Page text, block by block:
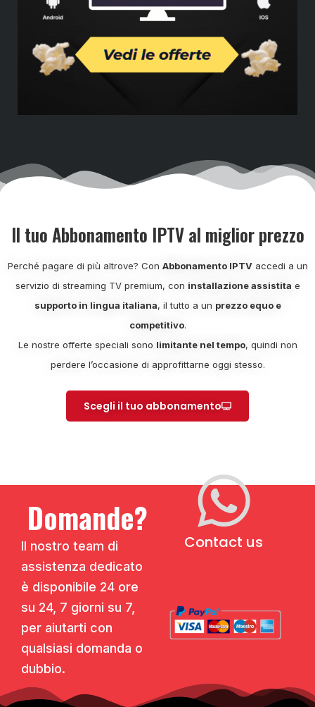
Il tuo Abbonamento IPTV al miglior prezzo
Perché pagare di più altrove? Con Abbonamento IPTVaccedi a un
servizio di streaming TV premium, con installazione assistita e
supporto in lingua italiana, il tutto a un prezzo equo e
competitivo.
Le nostre offerte speciali sono limitante nel tempo, quindi non
perdere l’occasione di approfittarne oggi stesso.
Scegli il tuo abbonamento
Domande?
Il nostro team di
assistenza dedicato
è disponibile 24 ore
su 24, 7 giorni su 7,
per aiutarti con
qualsiasi domanda o
dubbio.
Contact us